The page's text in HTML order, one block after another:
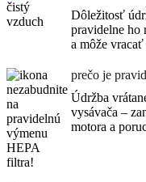
Dôležitosť
pravidelne ho
a môže
prečo je
Údržba
vysávača –
motora a